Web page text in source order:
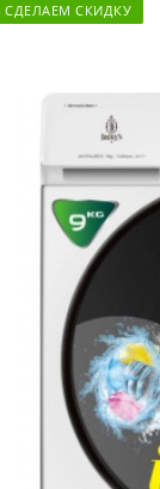
СДЕЛАЕМ СКИДКУ